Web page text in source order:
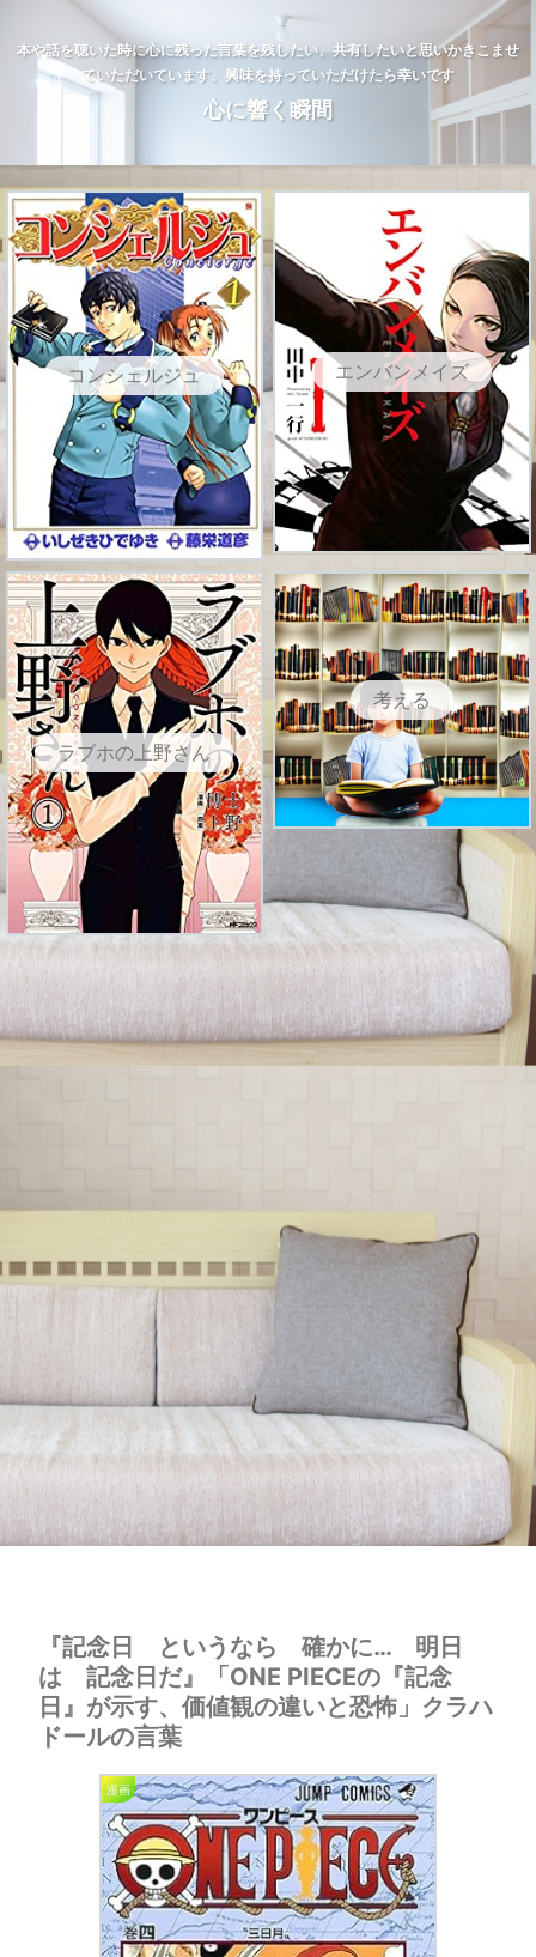
本や話を聴いた時に心に残った言葉を残したい、共有したいと思いかきこませ
ていただいています、興味を持っていただけたら幸いです
心に響く瞬間
コンシェルジュ エンバンメイズ
ラブホの上野さん
考える
『記念日 というなら 確かに… 明日
は 記念日だ』「ONE PIECEの『記念
日』が示す、価値観の違いと恐怖」クラハ
ドールの言葉
漫画